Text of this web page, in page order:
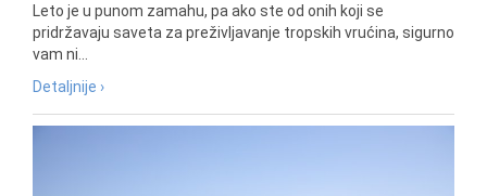
Leto je u punom zamahu, pa ako ste od onih koji se
pridržavaju saveta za preživljavanje tropskih vrućina, sigurno
vam ni...
Detaljnije ›